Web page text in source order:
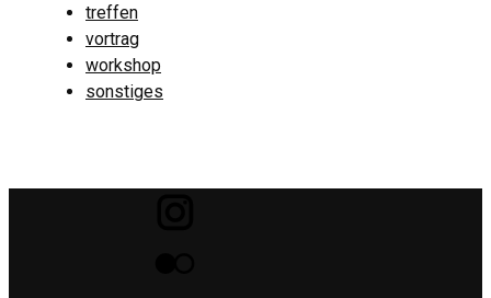
treffen
vortrag
workshop
sonstiges